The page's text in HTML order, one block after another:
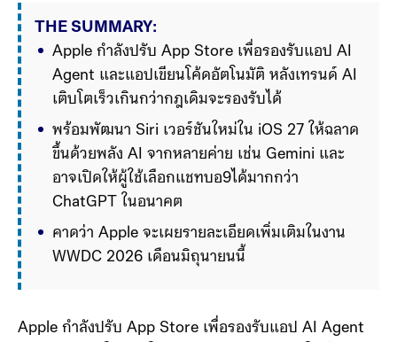
THE SUMMARY:
Apple กำลังปรับ App Store เพื่อรองรับแอป AI
Agent และแอปเขียนโค้ดอัตโนมัติ หลังเทรนด์ AI
เติบโตเร็วเกินกว่ากฎเดิมจะรองรับได้
พร้อมพัฒนา Siri เวอร์ชันใหม่ใน iOS 27 ให้ฉลาด
ขึ้นด้วยพลัง AI จากหลายค่าย เช่น Gemini และ
อาจเปิดให้ผู้ใช้เลือกแชทบอ9ได้มากกว่า
ChatGPT ในอนาคต
คาดว่า Apple จะเผยรายละเอียดเพิ่มเติมในงาน
WWDC 2026 เดือนมิถุนายนนี้
Apple กำลังปรับ App Store เพื่อรองรับแอป AI Agent